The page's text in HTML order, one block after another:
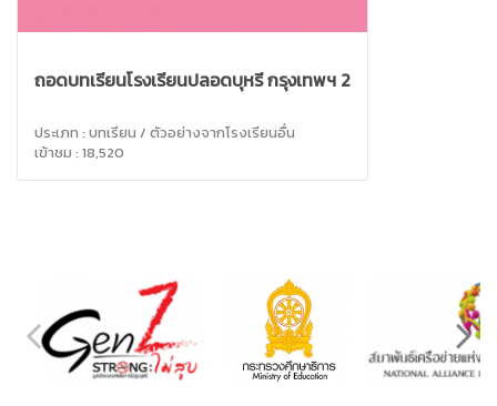
ถอดบทเรียนโรงเรียนปลอดบุหรี่ กรุงเทพฯ 2
ประเภท : บทเรียน / ตัวอย่างจากโรงเรียนอื่น
เข้าชม : 18,520